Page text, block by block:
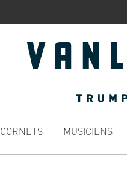
CORNETS MUSICIENS